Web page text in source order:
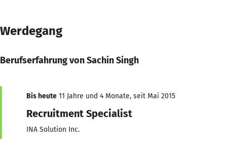
Werdegang
Berufserfahrung von Sachin Singh
Bis heute 11 Jahre und 4 Monate, seit Mai 2015
Recruitment Specialist
INA Solution Inc.